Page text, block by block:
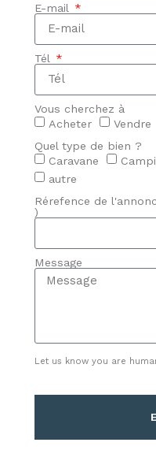
E-mail
Tél
Vous cherchez à
Acheter
Vendre
Quel type de bien ?
Caravane
autre
Rérefence de
)
Message
Let us know you are